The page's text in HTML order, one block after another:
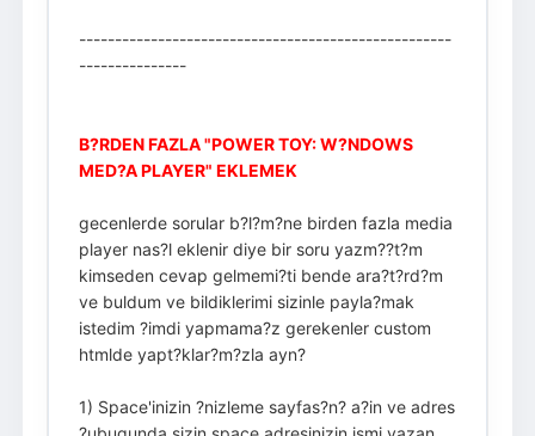
----------------------------------------------------
---------------
B?RDEN FAZLA "POWER TOY: W?NDOWS
MED?A PLAYER" EKLEMEK
gecenlerde sorular b?l?m?ne birden fazla media
player nas?l eklenir diye bir soru yazm??t?m
kimseden cevap gelmemi?ti bende ara?t?rd?m
ve buldum ve bildiklerimi sizinle payla?mak
istedim ?imdi yapmama?z gerekenler custom
htmlde yapt?klar?m?zla ayn?
1) Space'inizin ?nizleme sayfas?n? a?in ve adres